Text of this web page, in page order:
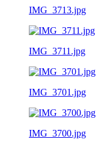
IMG_3713.jpg
IMG_3711.jpg
IMG_3701.jpg
IMG_3700.jpg